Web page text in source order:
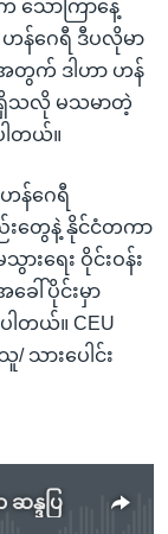
သောကြာနေ့
န်ဂေရီ ဒီပလိုမာ
တွက် ဒါဟာ ဟန်
သလို မသမာတဲ့
ါတယ်။
ဟန်ဂေရီ
းတွေနဲ့ နိုင်ငံတကာ
းရေး ဝိုင်းဝန်း
ေါ်ပိုင်းမှာ
တယ်။ CEU
/ သားပေါင်း
န္ဒပြ